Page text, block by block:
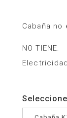
Cabaña no
NO TIENE: